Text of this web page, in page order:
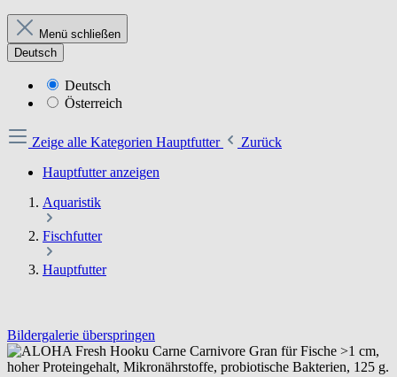
Menü schließen
Deutsch
Deutsch
Österreich
Zeige alle Kategorien Hauptfutter
Zurück
Hauptfutter anzeigen
Aquaristik
Fischfutter
Hauptfutter
Bildergalerie überspringen